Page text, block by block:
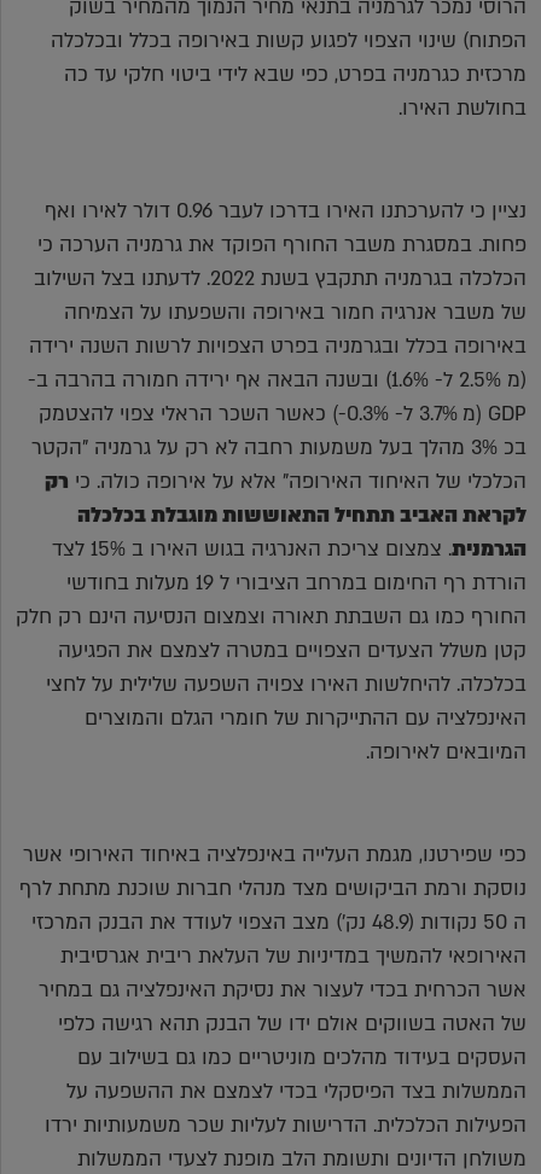
הרוסי נמכר לגרמניה בתנאי מחיר הנמוך מהמחיר בשוק
הפתוח) שינוי הצפוי לפגוע קשות באירופה בכלל ובכלכלה
מרכזית כגרמניה בפרט, כפי שבא לידי ביטוי חלקי עד כה
בחולשת האירו.
נציין כי להערכתנו האירו בדרכו לעבר 0.96 דולר לאירו ואף
פחות. במסגרת משבר החורף הפוקד את גרמניה הערכה כי
הכלכלה בגרמניה תתקבץ בשנת 2022. לדעתנו בצל השילוב
של משבר אנרגיה חמור באירופה והשפעתו על הצמיחה
באירופה בכלל ובגרמניה בפרט הצפויות לרשות השנה ירידה
(מ 2.5% ל- 1.6%) ובשנה הבאה אף ירידה חמורה בהרבה ב-
GDP (מ 3.7% ל- 0.3%-) כאשר השכר הראלי צפוי להצטמק
בכ 3% מהלך בעל משמעות רחבה לא רק על גרמניה "הקטר
הכלכלי של האיחוד האירופה" אלא על אירופה כולה. כי רק
לקראת האביב תתחיל התאוששות מוגבלת בכלכלה
הגרמנית
. צמצום צריכת האנרגיה בגוש האירו ב 15% לצד
הורדת רף החימום במרחב הציבורי ל 19 מעלות בחודשי
החורף כמו גם השבתת תאורה וצמצום הנסיעה הינם רק חלק
קטן משלל הצעדים הצפויים במטרה לצמצם את הפגיעה
בכלכלה. להיחלשות האירו צפויה השפעה שלילית על לחצי
האינפלציה עם ההתייקרות של חומרי הגלם והמוצרים
המיובאים לאירופה.
כפי שפירטנו, מגמת העלייה באינפלציה באיחוד האירופי אשר
נוסקת ורמת הביקושים מצד מנהלי חברות שוכנת מתחת לרף
ה 50 נקודות (48.9 נק') מצב הצפוי לעודד את הבנק המרכזי
האירופאי להמשיך במדיניות של העלאת ריבית אגרסיבית
אשר הכרחית בכדי לעצור את נסיקת האינפלציה גם במחיר
של האטה בשווקים אולם ידו של הבנק תהא רגישה כלפי
העסקים בעידוד מהלכים מוניטריים כמו גם בשילוב עם
הממשלות בצד הפיסקלי בכדי לצמצם את ההשפעה על
הפעילות הכלכלית. הדרישות לעליות שכר משמעותיות ירדו
משולחן הדיונים ותשומת הלב מופנת לצעדי הממשלות